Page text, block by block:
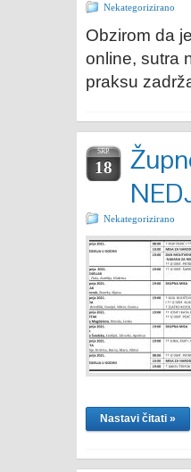
Nekategorizirano
Obzirom da
online, sutra
praksu
SRP.
18
Nekategorizirano
Nastavi čitati »